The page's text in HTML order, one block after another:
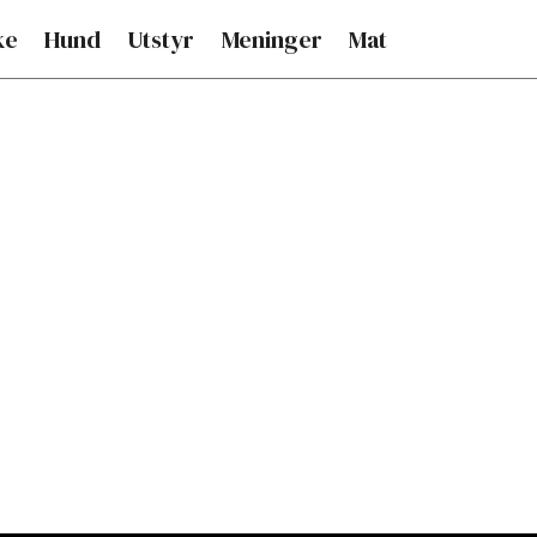
Hund Utstyr Meninger Mat